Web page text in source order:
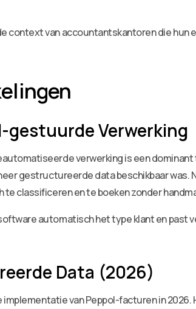
context van accountantskantoren die
Verwerking
verwerking is een
gestructureerde data beschikbaar was.
classificeren en te boeken zonder
automatisch het type klant en
Data (2026)
implementatie van Peppol-facturen in